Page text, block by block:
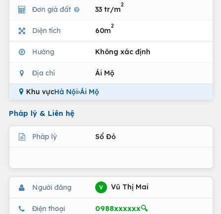
Đơn giá đất 33 tr/m
2
Diện tích 60m
2
Hướng Không xác định
Địa chỉ Ái Mộ
Khu vựcHà Nội›Ái Mộ
Pháp lý & Liên hệ
Pháp lý Sổ Đỏ
Người đăng V Vũ Thị Mai
Điện thoại 0988xxxxxx🔍